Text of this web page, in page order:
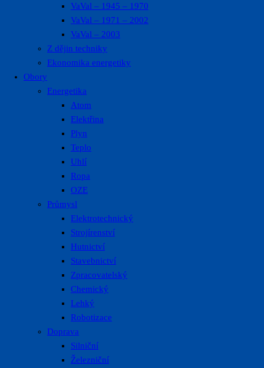
VaVal – 1945 – 1970
VaVal – 1971 – 2002
VaVal – 2003
Z dějin techniky
Ekonomika energetiky
Obory
Energetika
Atom
Elektřina
Plyn
Teplo
Uhlí
Ropa
OZE
Průmysl
Elektrotechnický
Strojírenství
Hutnictví
Stavebnictví
Zpracovatelský
Chemický
Lehký
Robotizace
Doprava
Silniční
Železniční